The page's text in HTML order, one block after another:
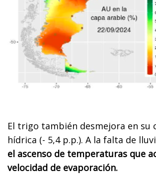
El trigo también desmejora en su
hídrica (- 5,4 p.p.). A la falta de
el ascenso de temperaturas que
velocidad de evaporación.